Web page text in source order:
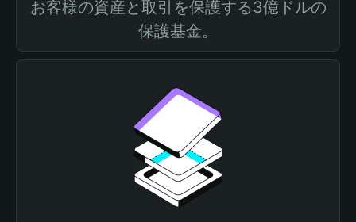
お客様の資産と取引を保護する3億ドルの
保護基金。